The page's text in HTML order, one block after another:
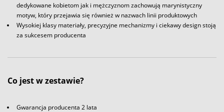
dedykowane kobietom jak i mężczyznom zachowują marynistyczny
motyw, który przejawia się również w nazwach linii produktowych
Wysokiej klasy materiały, precyzyjne mechanizmy i ciekawy design stoją
za sukcesem producenta
Co jest w zestawie?
Gwarancja producenta 2 lata